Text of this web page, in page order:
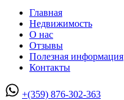
Главная
Недвижимость
О нас
Отзывы
Полезная информация
Контакты
+(359) 876-302-363